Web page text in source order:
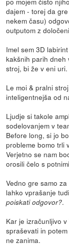
dajem - torej da
nekem času)
outputom z
Imel sem 3D
kakšnih parih
stroj, bi že v eni uri.
Le moi & pralni
inteligentnejša od
Ljudje si takole
sodelovanjem v
Before long, si jo
probleme bomo trli
Verjetno se nam
orosili čelo s
Vedno gre samo
lahko vprašanje
poiskati odgovor?.
Kar je izračunljivo
spraševati in
ne zanima.